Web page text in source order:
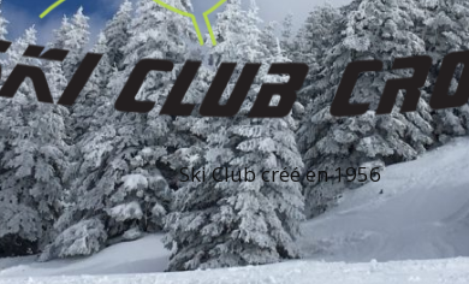
Ski Club créé en 1956